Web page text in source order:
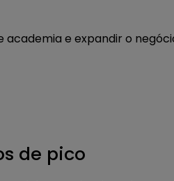
de pico